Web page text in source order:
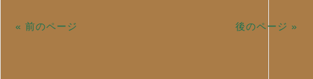
« 前のページ 後のページ »